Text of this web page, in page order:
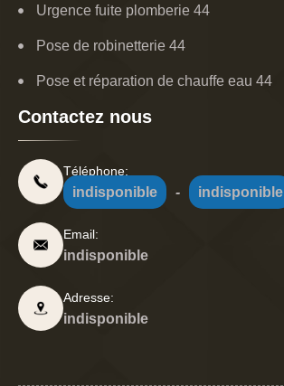
Urgence fuite plomberie 44
Pose de robinetterie 44
Pose et réparation de chauffe eau 44
Contactez nous
Téléphone:
indisponible - indisponible
Email:
indisponible
Adresse:
indisponible